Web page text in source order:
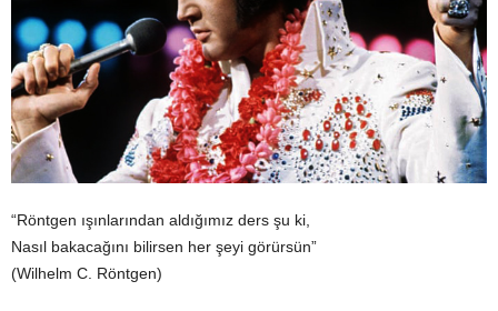
“Röntgen ışınlarından aldığımız ders şu ki,
Nasıl bakacağını bilirsen her şeyi görürsün”
(Wilhelm C. Röntgen)